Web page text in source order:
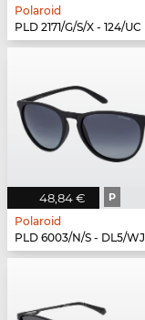
Polaroid
PLD 2171/G/S/X - 124/UC
48,84 € P
Polaroid
PLD 6003/N/S - DL5/WJ